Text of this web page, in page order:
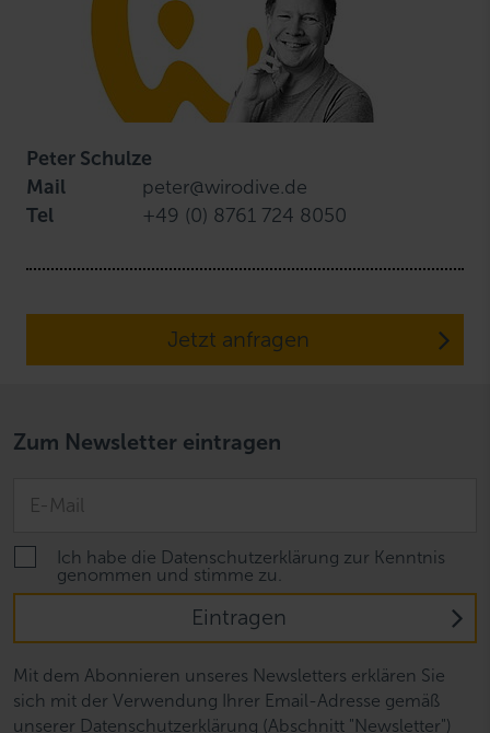
Peter Schulze
Mail
peter@wirodive.de
Tel
+49 (0) 8761 724 8050
Jetzt anfragen
Zum Newsletter eintragen
Ich habe die Datenschutzerklärung zur Kenntnis
genommen und stimme zu.
Eintragen
Mit dem Abonnieren unseres Newsletters erklären Sie
sich mit der Verwendung Ihrer Email-Adresse gemäß
unserer Datenschutzerklärung (Abschnitt "Newsletter")